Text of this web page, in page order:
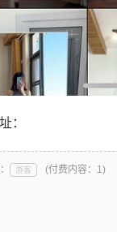
：
游客 (付费内容：1)